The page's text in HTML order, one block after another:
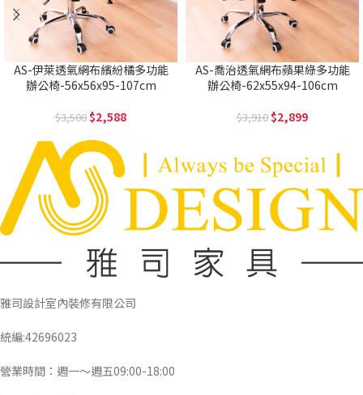
AS-伊萊透氣網布繽紛橘多功能
辦公椅-56x56x95-107cm
3,500 2,588
AS-喬治透氣網布蘋果綠多功能
辦公椅-62x55x94-106cm
3,910 2,899
雅司設計室內裝修有限公司
統編:42696023
營業時間：週一～週五09:00-18:00